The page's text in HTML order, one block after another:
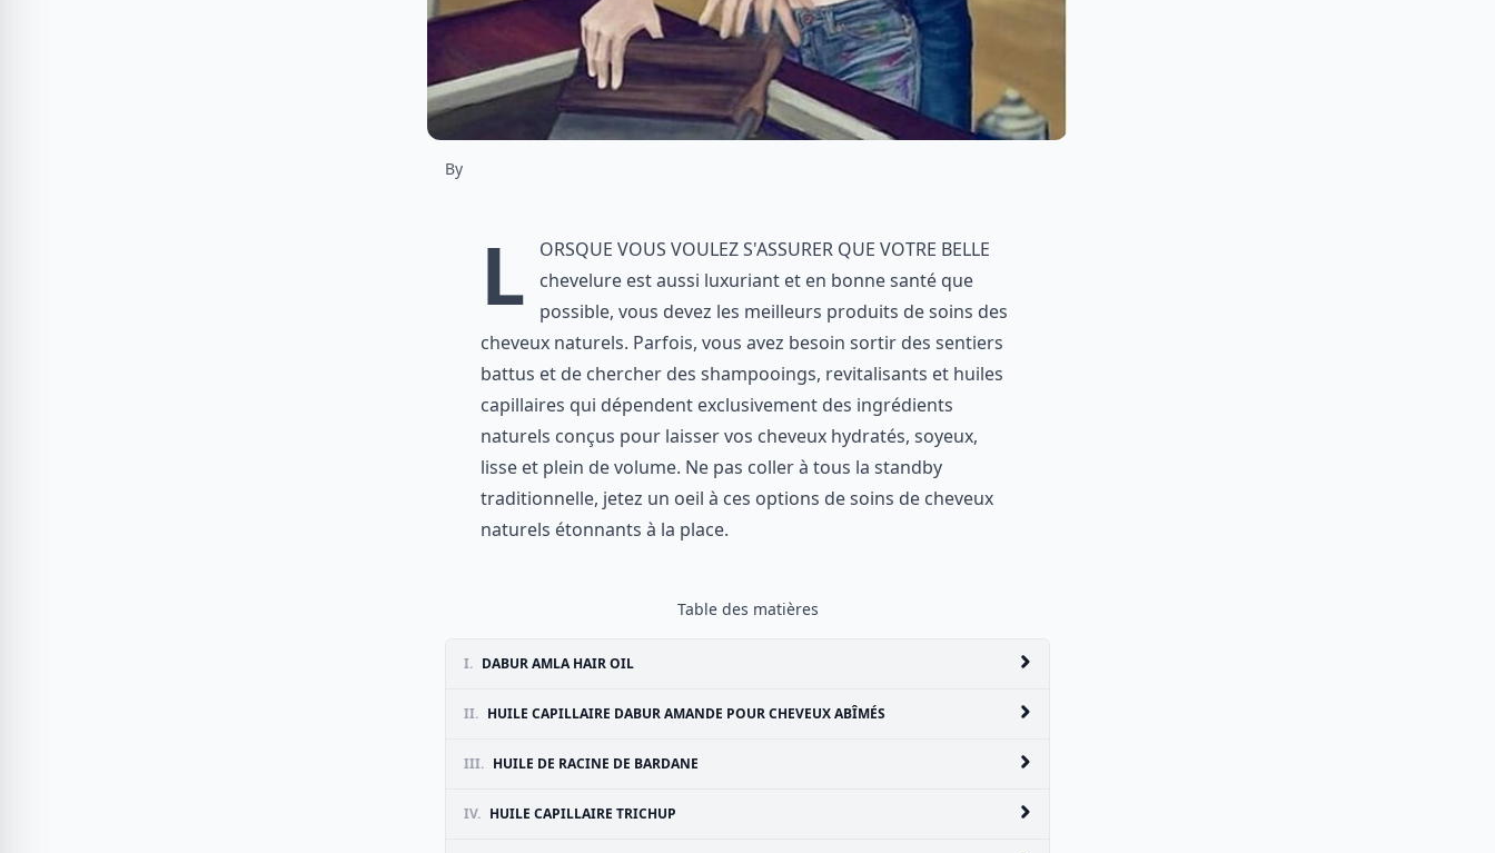
By
L
orsque vous voulez s'assurer que votre belle
chevelure est aussi luxuriant et en bonne santé que
possible, vous devez les meilleurs produits de soins des
cheveux naturels. Parfois, vous avez besoin sortir des sentiers
battus et de chercher des shampooings, revitalisants et huiles
capillaires qui dépendent exclusivement des ingrédients
naturels conçus pour laisser vos cheveux hydratés, soyeux,
lisse et plein de volume. Ne pas coller à tous la standby
traditionnelle, jetez un oeil à ces options de soins de cheveux
naturels étonnants à la place.
Table des matières
I. DABUR AMLA HAIR OIL
II. HUILE CAPILLAIRE DABUR AMANDE POUR CHEVEUX ABÎMÉS
III. HUILE DE RACINE DE BARDANE
IV. HUILE CAPILLAIRE TRICHUP